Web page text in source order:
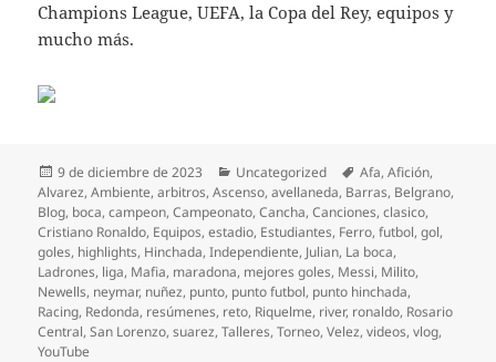
Champions League, UEFA, la Copa del Rey, equipos y
mucho más.
Publicado
el
9 de diciembre de 2023 Categorías
Uncategorized Etiquetas
Afa,Afición,
Alvarez,Ambiente,arbitros,Ascenso,avellaneda, Barras, Belgrano,
Blog, boca,campeon,Campeonato,Cancha,Canciones,clasico,
Cristiano Ronaldo, Equipos,estadio, Estudiantes, Ferro,futbol,gol,
goles, highlights, Hinchada,Independiente, Julian, La boca,
Ladrones, liga, Mafia, maradona, mejores goles, Messi, Milito,
Newells, neymar, nuñez, punto, punto futbol, punto hinchada,
Racing, Redonda, resúmenes, reto, Riquelme, river, ronaldo, Rosario
Central,San Lorenzo,suarez,Talleres,Torneo,Velez,videos,vlog,
YouTube